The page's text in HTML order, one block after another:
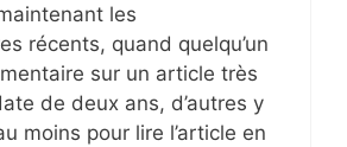
les
récents, quand quelqu’un
sur un article très
de deux ans, d’autres y
moins pour lire l’article en